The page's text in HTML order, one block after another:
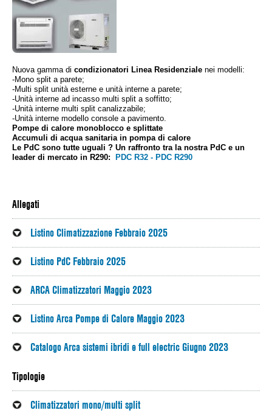
Holz- und Pelletkessel
Warmluftgeneratoren
Stahlkessel
Klimasysteme
Fußbodenheizung
Boiler und Pufferspeicher
Hydraulik - Kit
Förderungen
Zugangsbereich für Fachfirmen
Vertriebspartner
Kontakt
DE
UK
RO
SK
DE
Nuova gamma di condizionatori Linea Residenziale nei modelli:
-Mono split a parete;
-Multi split unità esterne e unità interne a parete;
-Unità interne ad incasso multi split a soffitto;
-Unità interne multi split canalizzabile;
-Unità interne modello console a pavimento.
Pompe di calore monoblocco e splittate
Accumuli di acqua sanitaria in pompa di calore
Le PdC sono tutte uguali ? Un raffronto tra la nostra PdC e un
leader di mercato in R290:
PDC R32 - PDC R290
Allegati
Listino Climatizzazione Febbraio 2025
Listino PdC Febbraio 2025
ARCA Climatizzatori Maggio 2023
Listino Arca Pompe di Calore Maggio 2023
Catalogo Arca sistemi ibridi e full electric Giugno 2023
Tipologie
Climatizzatori mono/multi split